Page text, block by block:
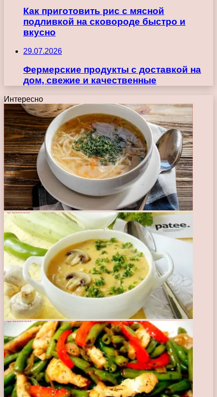
Как приготовить рис с мясной
подливкой на сковороде быстро и
вкусно
29.07.2026
Фермерские продукты с доставкой на
дом, свежие и качественные
Интересно